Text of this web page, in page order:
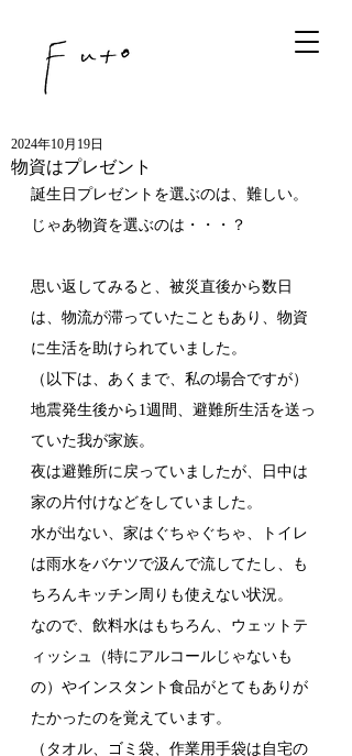
物資はプレゼント
2024年10月19日
誕生日プレゼントを選ぶのは、難しい。
じゃあ物資を選ぶのは・・・？
思い返してみると、被災直後から数日
は、物流が滞っていたこともあり、物資
に生活を助けられていました。
（以下は、あくまで、私の場合ですが）
地震発生後から1週間、避難所生活を送っ
ていた我が家族。
夜は避難所に戻っていましたが、日中は
家の片付けなどをしていました。
水が出ない、家はぐちゃぐちゃ、トイレ
は雨水をバケツで汲んで流してたし、も
ちろんキッチン周りも使えない状況。
なので、飲料水はもちろん、ウェットテ
ィッシュ （特にアルコールじゃないも
の）やインスタント食品がとてもありが
たかったのを覚えています。
（タオル、ゴミ袋、作業用手袋は自宅の